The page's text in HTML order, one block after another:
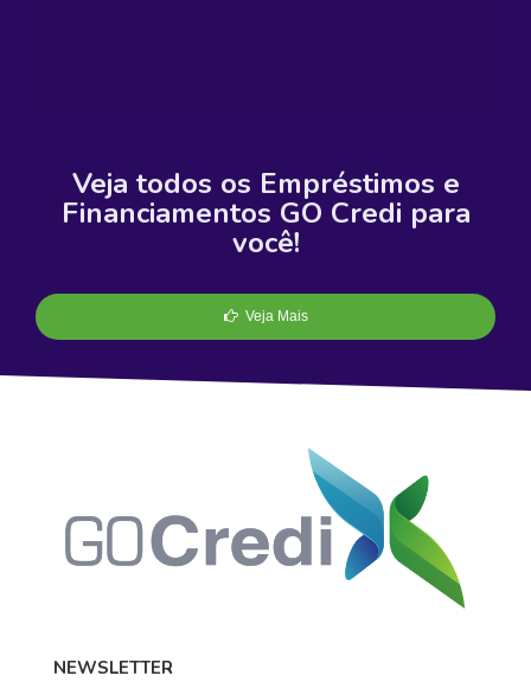
Veja todos os Empréstimos e
Financiamentos GO Credi para
você!
Veja Mais
NEWSLETTER